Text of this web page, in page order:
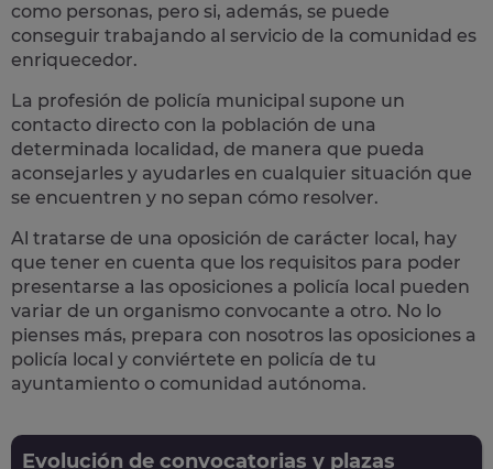
como personas, pero si, además, se puede
conseguir trabajando al servicio de la comunidad es
enriquecedor.
La profesión de policía municipal supone un
contacto directo con la población de una
determinada localidad, de manera que pueda
aconsejarles y ayudarles en cualquier situación que
se encuentren y no sepan cómo resolver.
Al tratarse de una oposición de carácter local, hay
que tener en cuenta que los requisitos para poder
presentarse a las oposiciones a policía local pueden
variar de un organismo convocante a otro. No lo
pienses más, prepara con nosotros las oposiciones a
policía local y conviértete en policía de tu
ayuntamiento o comunidad autónoma.
Evolución de convocatorias y plazas